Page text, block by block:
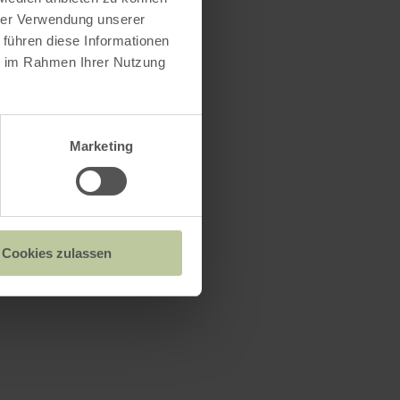
Verwendung unserer
diese Informationen
Rahmen Ihrer Nutzung
Marketing
Cookies zulassen